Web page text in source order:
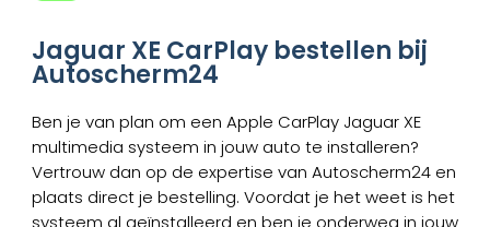
Jaguar XE CarPlay bestellen bij
Autoscherm24
Ben je van plan om een Apple CarPlay Jaguar XE
multimedia systeem in jouw auto te installeren?
Vertrouw dan op de expertise van Autoscherm24 en
plaats direct je bestelling. Voordat je het weet is het
systeem al geïnstalleerd en ben je onderweg in jouw